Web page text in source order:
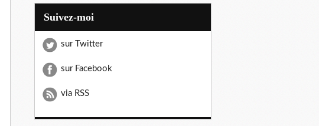
Suivez-moi
sur Twitter
sur Facebook
via RSS